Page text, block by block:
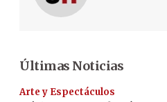
Últimas Noticias
Arte y Espectáculos